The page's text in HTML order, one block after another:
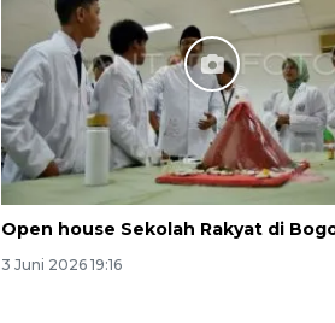
Open house Sekolah Rakyat di
3 Juni 2026 19:16